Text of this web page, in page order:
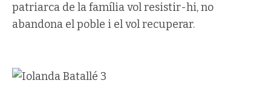
patriarca de la família vol resistir-hi, no
abandona el poble i el vol recuperar.